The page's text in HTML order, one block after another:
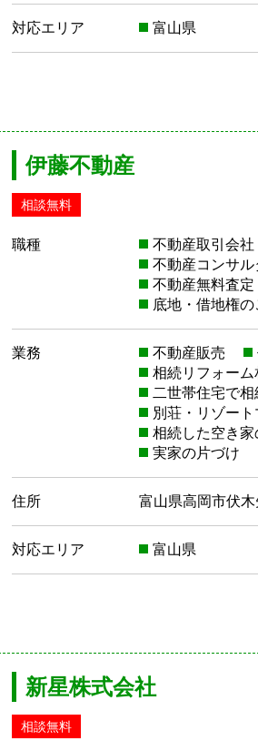
対応エリア 富山県
伊藤不動産
相談無料
職種 不動産取引会社
不動産コンサル
不動産無料査定
底地・借地権の
業務 不動産販売
相続リフォーム
二世帯住宅で
別荘・リゾー
相続した空き
実家の片づけ
住所 富山県高岡市伏木
対応エリア 富山県
新星株式会社
相談無料